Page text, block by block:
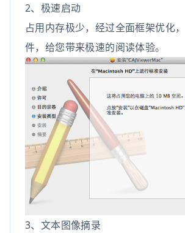
2、极速启动
占用内存极少，经过全面框架优化
件，给您带来极速的阅读体验。
3、文本图像摘录